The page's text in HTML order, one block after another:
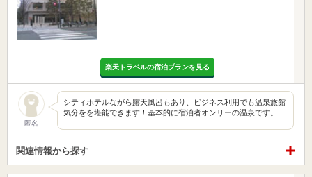
楽天トラベルの宿泊プランを見る
匿名
シティホテルながら露天風呂もあり、ビジネス利用でも温泉旅館
気分をを堪能できます！基本的に宿泊者オンリーの温泉です。
関連情報から探す